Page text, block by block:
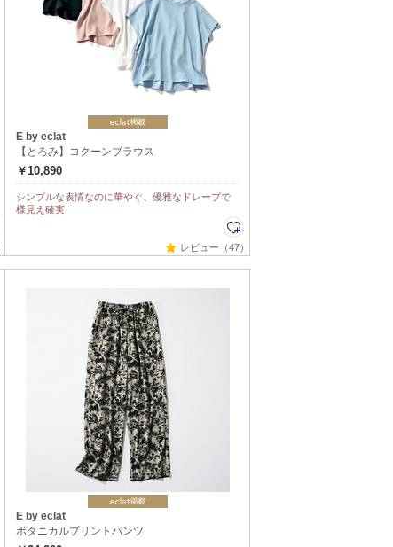
E by eclat
【とろみ】コクーンブラウス
￥10,890
シンプルな表情なのに華やぐ、優雅なドレープで
様見え確実
レビュー（47）
E by eclat
ボタニカルプリントパンツ